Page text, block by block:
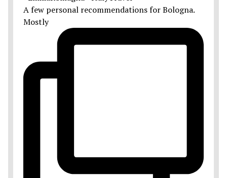
A few personal recommendations for Bologna.
Mostly